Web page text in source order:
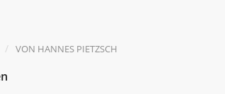
/ VON HANNES PIETZSCH